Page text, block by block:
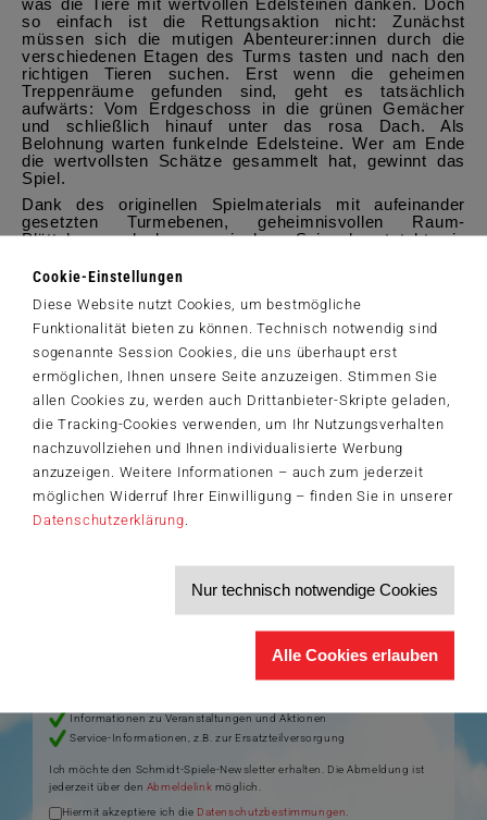
Cookie-Einstellungen
Diese Website nutzt Cookies, um bestmögliche
Funktionalität bieten zu können. Technisch notwendig sind
sogenannte Session Cookies, die uns überhaupt erst
ermöglichen, Ihnen unsere Seite anzuzeigen. Stimmen Sie
allen Cookies zu, werden auch Drittanbieter-Skripte geladen,
die Tracking-Cookies verwenden, um Ihr Nutzungsverhalten
nachzuvollziehen und Ihnen individualisierte Werbung
anzuzeigen. Weitere Informationen – auch zum jederzeit
möglichen Widerruf Ihrer Einwilligung – finden Sie in unserer
Datenschutzerklärung.
Nur technisch notwendige Cookies
Alle Cookies erlauben
was die Tiere mit wertvollen Edelsteinen danken. Doch
so einfach ist die Rettungsaktion nicht: Zunächst
müssen sich die mutigen Abenteurer:innen durch die
verschiedenen Etagen des Turms tasten und nach den
richtigen Tieren suchen. Erst wenn die geheimen
Treppenräume gefunden sind, geht es tatsächlich
aufwärts: Vom Erdgeschoss in die grünen Gemächer
und schließlich hinauf unter das rosa Dach. Als
Belohnung warten funkelnde Edelsteine. Wer am Ende
die wertvollsten Schätze gesammelt hat, gewinnt das
Spiel.
Dank des originellen Spielmaterials mit aufeinander
gesetzten Turmebenen, geheimnisvollen Raum-
Plättchen und dem magischen Spiegel entsteht ein
der Tiere“ begeistert so nicht nur kleine Entdeckende,
und dem kniffeligen Gedächtniswettkampf fesseln
lassen.
Typ: Memo- und Suchspiel | Marke: Schmidt Spiele
Anzahl Spielende: 2–4 | Alter: ab 5 Jahren | Zeit: ca. 20
Minuten | Preis: 27,99€ (UVP)
PM_Turm der Tiere_Schmidt Spiele.pdf(333,0 KiB)
Jetzt anmelden und 5€ Willkommensrabatt sichern
Bleiben Sie auf dem Laufenden zu Neuheiten, Trends und aktuellen
Produktneuheiten und Sortimentserweiterungen
Informationen zu Veranstaltungen und Aktionen
Service-Informationen, z.B. zur Ersatzteilversorgung
Ich möchte den Schmidt-Spiele-Newsletter erhalten. Die Abmeldung ist
jederzeit über den Abmeldelink möglich.
Hiermit akzeptiere ich die Datenschutzbestimmungen.